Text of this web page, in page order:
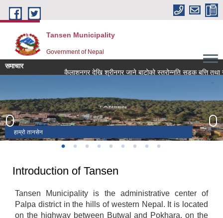
Skip to main content
Tansen Municipality
Government of Nepal
समाचार
हाम्रो तानसेन
तानसेन
रानीमहल
तानसेन नगर कार्यपालिका कार्यालय
शितल पाटि , तानसेन
अर्गली दरबार ,ता.न.पा -१४
अमरनारायण मन्दिर, ता.न.पा -२
Night view - Tansen
भगवती मन्दिर
Introduction of Tansen
Tansen Municipality is the administrative center of
Palpa district in the hills of western Nepal. It is located
on the highway between Butwal and Pokhara, on the